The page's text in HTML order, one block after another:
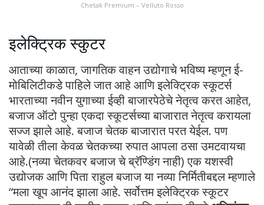
Chetak Premium – Velluto Rosso
इलेक्ट्रिक स्कुटर
आताच्या काळात, जागतिक वाहन उद्योगाचे भविष्य म्हणून ई-
मोबिलिटीकडे पाहिले जात आहे आणि इलेक्ट्रिक स्कूटर्स
भारताच्या नवीन युगाच्या ईव्ही बाजारपेठेचे नेतृत्व करत आहेत,
बजाज ऑटो पुन्हा एकदा स्कूटर्सच्या बाजारात नेतृत्व करायला
सज्ज झाले आहे. बजाज चेतक बाजारात परत येईल. पण
यावेळी तीला केवळ चेतकच्या रुपात आपला ठसा उमटवायचा
आहे.(नव्या चेतकवर बजाज चे ब्रॅण्डिंग नाही) एक यशस्वी
उद्योजक आणि पिता राहुल बजाज या नव्या निर्मितीबद्दल म्हणाले
“मला खूप आनंद झाला आहे. सर्वोत्तम इलेक्ट्रिक स्कूटर